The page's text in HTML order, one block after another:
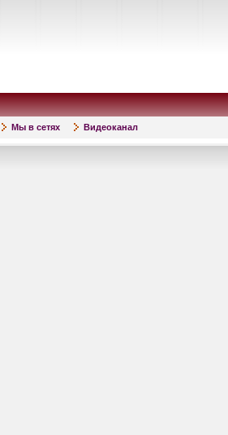
Мы в сетях Видеоканал